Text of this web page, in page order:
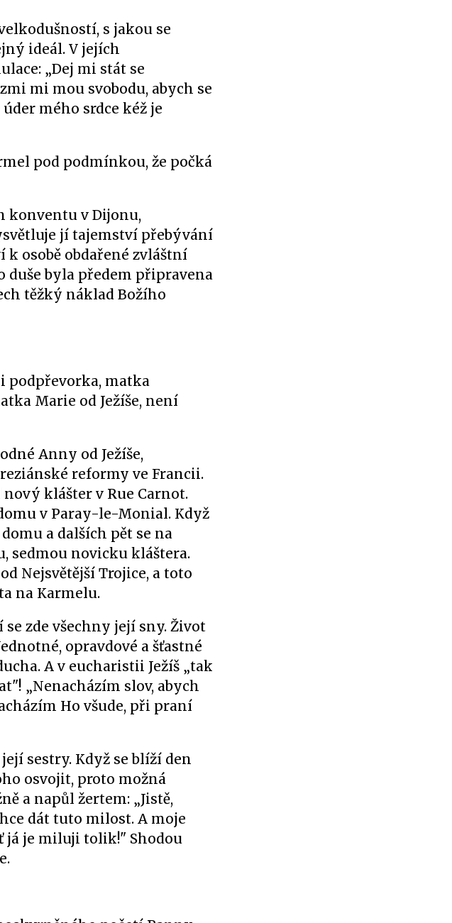
s jakou se
ideál. V jejích
„Dej mi stát se
mi mou svobodu, abych se
mého srdce kéž je
pod podmínkou, že počká
konventu v Dijonu,
jí tajemství přebývání
osobě obdařené zvláštní
duše byla předem připravena
těžký náklad Božího
podpřevorka, matka
Marie od Ježíše, není
Anny od Ježíše,
reformy ve Francii.
klášter v Rue Carnot.
v Paray-le-Monial. Když
a dalších pět se na
sedmou novicku kláštera.
Nejsvětější Trojice, a toto
na Karmelu.
zde všechny její sny. Život
opravdové a šťastné
A v eucharistii Ježíš „tak
„Nenacházím slov, abych
Ho všude, při praní
sestry. Když se blíží den
osvojit, proto možná
a napůl žertem: „Jistě,
dát tuto milost. A moje
já je miluji tolik!" Shodou